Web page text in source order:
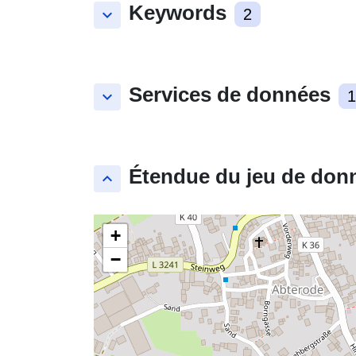
keyboard_arrow_down Keywords 2
keyboard_arrow_down Services de données 1
keyboard_arrow_up Étendue du jeu de
+
−